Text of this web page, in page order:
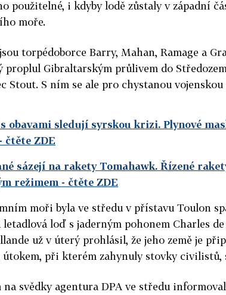
použitelné, i kdyby lodě zůstaly v západní
moře.
torpédoborce Barry, Mahan, Ramage a
proplul Gibraltarským průlivem do
Stout. S ním se ale pro chystanou
obavami sledují syrskou krizi. Plynové
- čtěte ZDE
sázejí na rakety Tomahawk. Řízené
režimem - čtěte ZDE
moři byla ve středu v přístavu Toulon
loď s jaderným pohonem Charles
už v úterý prohlásil, že jeho země je
útokem, při kterém zahynuly stovky civilistů,
na svědky agentura DPA ve středu